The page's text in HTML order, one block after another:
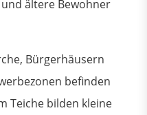
ältere Bewohner
Bürgerhäusern
befinden
Teiche bilden kleine